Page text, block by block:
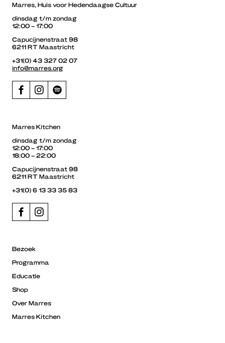
Marres, Huis voor Hedendaagse Cultuur
dinsdag t/m zondag
12:00 – 17:00
Capucijnenstraat 98
6211 RT Maastricht
+31(0) 43 327 02 07
info@marres.org
Marres Kitchen
dinsdag t/m zondag
12:00 – 17:00
18:00 – 22:00
Capucijnenstraat 98
6211 RT Maastricht
+31(0) 6 13 33 35 83
Bezoek
Programma
Educatie
Shop
Over Marres
Marres Kitchen